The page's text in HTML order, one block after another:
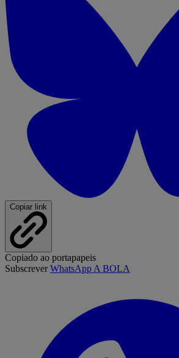
Copiar link
Copiado ao portapapeis
SubscreverWhatsApp A BOLA